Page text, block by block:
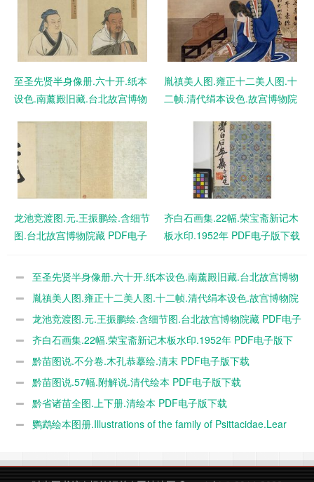
至圣先贤半身像册.六十开.纸本
设色.南薰殿旧藏.台北故宫博物
胤禛美人图.雍正十二美人图.十
二帧.清代绢本设色.故宫博物院
龙池竞渡图.元.王振鹏绘.含细节
图.台北故宫博物院藏 PDF电子
齐白石画集.22幅.荣宝斋新记木
板水印.1952年 PDF电子版下载
至圣先贤半身像册.六十开.纸本设色.南薰殿旧藏.台北故宫博物
院藏 PDF电子版下载
胤禛美人图.雍正十二美人图.十二帧.清代绢本设色.故宫博物院
藏 PDF电子版下载
龙池竞渡图.元.王振鹏绘.含细节图.台北故宫博物院藏 PDF电子
版下载齐白石画集.22幅.荣宝斋新记木板水印.1952年 PDF电子版下
载 黔苗图说.不分卷.木孔恭摹绘.清末 PDF电子版下载
黔苗图说.57幅.附解说.清代绘本 PDF电子版下载
黔省诸苗全图.上下册.清绘本 PDF电子版下载
鹦鹉绘本图册.Illustrations of the family of Psittacidae.Lear